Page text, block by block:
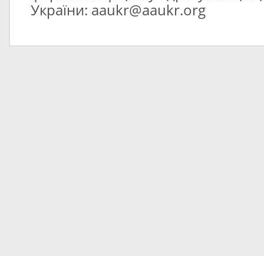
України: aaukr@aaukr.org